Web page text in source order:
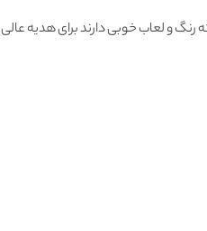
رنگ و لعاب خوبی دارند برای هدیه عالی